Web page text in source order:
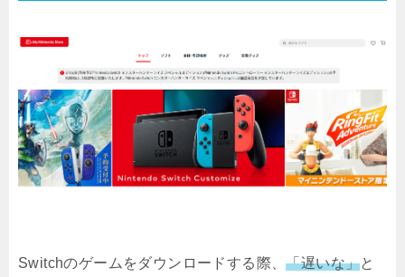
Switchのゲームをダウンロードする際、「遅いな」と